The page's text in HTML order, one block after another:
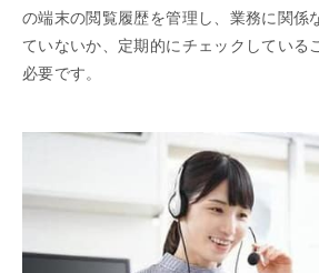
の端末の閲覧履歴を管理し、業務に関係
ていないか、定期的にチェックしている
必要です。